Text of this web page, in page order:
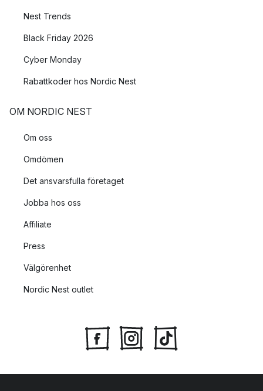
Nest Trends
Black Friday 2026
Cyber Monday
Rabattkoder hos Nordic Nest
OM NORDIC NEST
Om oss
Omdömen
Det ansvarsfulla företaget
Jobba hos oss
Affiliate
Press
Välgörenhet
Nordic Nest outlet